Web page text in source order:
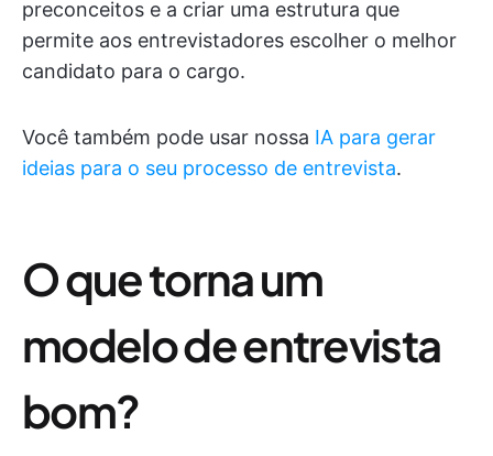
preconceitos e a criar uma estrutura que
permite aos entrevistadores escolher o melhor
candidato para o cargo.
Você também pode usar nossa IA para gerar
ideias para o seu processo de entrevista.
O que torna um
modelo de entrevista
bom?